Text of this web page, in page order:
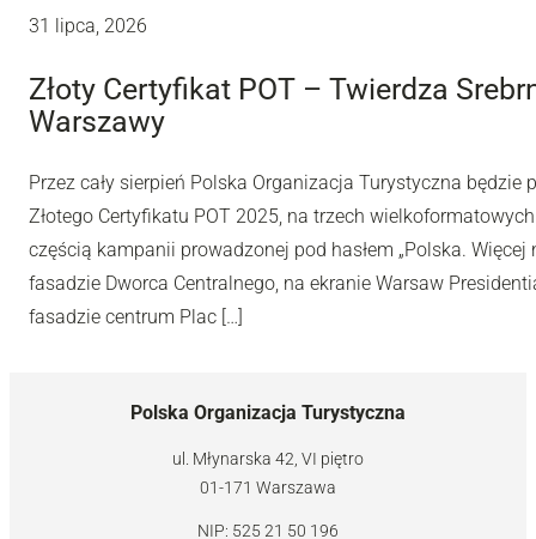
31 lipca, 2026
Złoty Certyfikat POT – Twierdza
Warszawy
Przez cały sierpień Polska Organizacja Turystyczna
Złotego Certyfikatu POT 2025, na trzech
częścią kampanii prowadzonej pod hasłem „Polska.
fasadzie Dworca Centralnego, na ekranie Warsaw
fasadzie centrum Plac […]
Polska Organizacja Turystyczna
ul. Młynarska 42, VI piętro
01-171 Warszawa
NIP: 525 21 50 196